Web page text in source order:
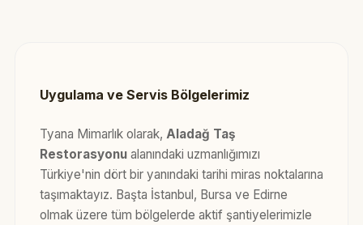
Uygulama ve Servis Bölgelerimiz
Tyana Mimarlık olarak, Aladağ Taş
Restorasyonualanındaki uzmanlığımızı
Türkiye'nin dört bir yanındaki tarihi miras noktalarına
taşımaktayız. Başta İstanbul, Bursa ve Edirne
olmak üzere tüm bölgelerde aktif şantiyelerimizle